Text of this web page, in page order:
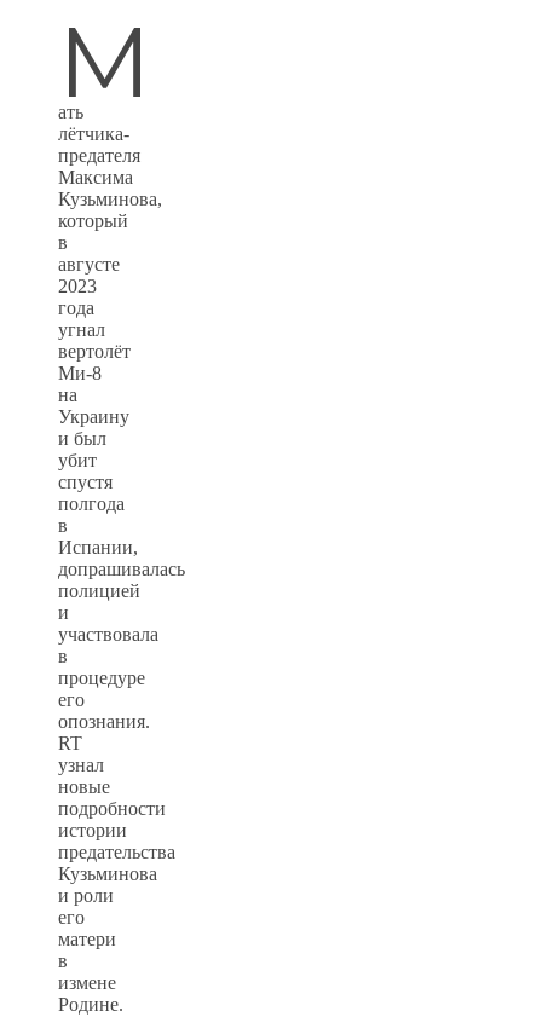
М
ать
лётчика-
предателя
Максима
Кузьминова,
который
в
августе
2023
года
угнал
вертолёт
Ми-8
на
Украину
и был
убит
спустя
полгода
в
Испании,
допрашивалась
полицией
и
участвовала
в
процедуре
его
опознания.
RT
узнал
новые
подробности
истории
предательства
Кузьминова
и роли
его
матери
в
измене
Родине.